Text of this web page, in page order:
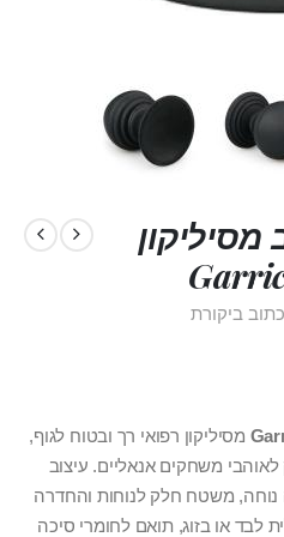
ביקורת
מסיליקון רפואי רך ובטוח לגוף,
משחקים אנאליים. עיצוב
נוחה, משטח חלק לנוחות והחדרה
לבד או בזוג, תואם לחומרי סיכה